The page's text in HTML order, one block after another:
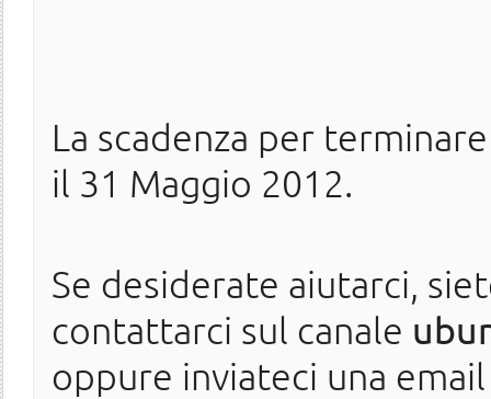
La scadenza per
il 31 Maggio 2012.
Se desiderate aiutarci,
contattarci sul canale
oppure inviateci una